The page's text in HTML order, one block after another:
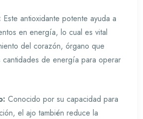
Este antioxidante potente ayuda a
en energía, lo cual es vital
del corazón, órgano que
de energía para operar
Conocido por su capacidad para
el ajo también reduce la